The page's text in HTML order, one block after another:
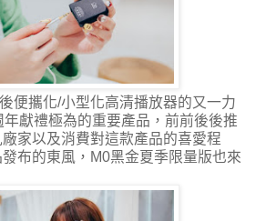
便攜化/小型化高清播放器的又一力
獻禮極為的重要產品，前前後後推
家以及消費對這款產品的喜愛程
布的東風，M0黑金夏季限量版也來